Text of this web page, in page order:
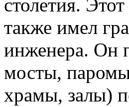
столетия.
также имел
инженера. Он
мосты,
храмы, залы)